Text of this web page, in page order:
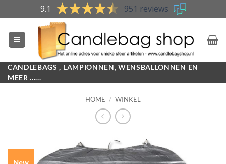
to
content
9.1 951 reviews
CANDLEBAGS , LAMPIONNEN, WENSBALLONNEN EN
MEER ......
HOME / WINKEL